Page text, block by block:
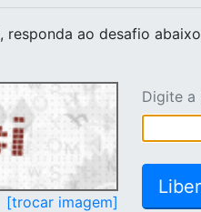
, responda ao desafio
[trocar imagem]
Digite a